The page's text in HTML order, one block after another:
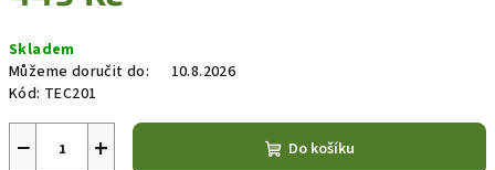
cena:
Skladem
Můžeme doručit do:
10.8.2026
Kód: TEC201
+
− Do košíku